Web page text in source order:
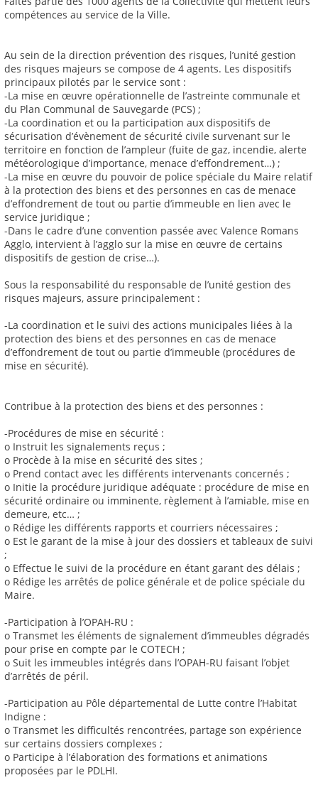
compétences au service de la Ville.
Au sein de la direction prévention des risques, l’unité gestion
des risques majeurs se compose de 4 agents. Les dispositifs
principaux pilotés par le service sont :
-La mise en œuvre opérationnelle de l’astreinte communale et
du Plan Communal de Sauvegarde (PCS) ;
-La coordination et ou la participation aux dispositifs de
sécurisation d’évènement de sécurité civile survenant sur le
territoire en fonction de l’ampleur (fuite de gaz, incendie, alerte
météorologique d’importance, menace d’effondrement…) ;
-La mise en œuvre du pouvoir de police spéciale du Maire relatif
à la protection des biens et des personnes en cas de menace
d’effondrement de tout ou partie d’immeuble en lien avec le
service juridique ;
-Dans le cadre d’une convention passée avec Valence Romans
Agglo, intervient à l’agglo sur la mise en œuvre de certains
dispositifs de gestion de crise…).
Sous la responsabilité du responsable de l’unité gestion des
risques majeurs, assure principalement :
-La coordination et le suivi des actions municipales liées à la
protection des biens et des personnes en cas de menace
d’effondrement de tout ou partie d’immeuble (procédures de
mise en sécurité).
Contribue à la protection des biens et des personnes :
-Procédures de mise en sécurité :
o Instruit les signalements reçus ;
o Procède à la mise en sécurité des sites ;
o Prend contact avec les différents intervenants concernés ;
o Initie la procédure juridique adéquate : procédure de mise en
sécurité ordinaire ou imminente, règlement à l’amiable, mise en
demeure, etc… ;
o Rédige les différents rapports et courriers nécessaires ;
o Est le garant de la mise à jour des dossiers et tableaux de suivi
;
o Effectue le suivi de la procédure en étant garant des délais ;
o Rédige les arrêtés de police générale et de police spéciale du
Maire.
-Participation à l’OPAH-RU :
o Transmet les éléments de signalement d’immeubles dégradés
pour prise en compte par le COTECH ;
o Suit les immeubles intégrés dans l’OPAH-RU faisant l’objet
d’arrêtés de péril.
-Participation au Pôle départemental de Lutte contre l’Habitat
Indigne :
o Transmet les difficultés rencontrées, partage son expérience
sur certains dossiers complexes ;
o Participe à l’élaboration des formations et animations
proposées par le PDLHI.